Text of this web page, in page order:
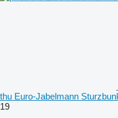
thu Euro-Jabelmann
19